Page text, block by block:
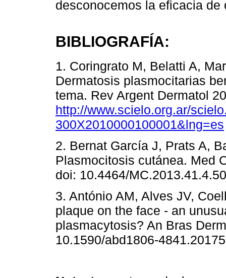
desconocemos la eficacia de
BIBLIOGRAFÍA:
1. Coringrato M, Belatti A,
Dermatosis plasmocitarias
tema. Rev Argent Dermatol
http://www.scielo.org.ar/
300X2010000100001&lng=es
2. Bernat García J, Prats A,
Plasmocitosis cutánea. Med
doi: 10.4464/
3. António AM, Alves JV,
plaque on the face - an
plasmacytosis? An Bras
10.1590/abd1806-